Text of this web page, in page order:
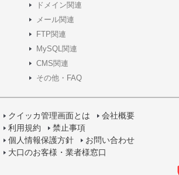
ドメイン関連
メール関連
FTP関連
MySQL関連
CMS関連
その他・FAQ
クイッカ管理画面とは
会社概要
利用規約
禁止事項
個人情報保護方針
お問い合わせ
大口のお客様・業者様窓口